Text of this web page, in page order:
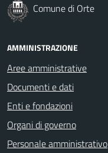
Comune di Orte
AMMINISTRAZIONE
Aree amministrative
Documenti e dati
Enti e fondazioni
Organi di governo
Personale amministrativo